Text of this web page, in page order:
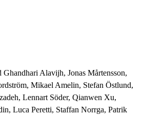
Alavijh, Jonas Mårtensson,
Mikael Amelin, Stefan Östlund,
Lennart Söder, Qianwen Xu,
Luca Peretti, Staffan Norrga, Patrik